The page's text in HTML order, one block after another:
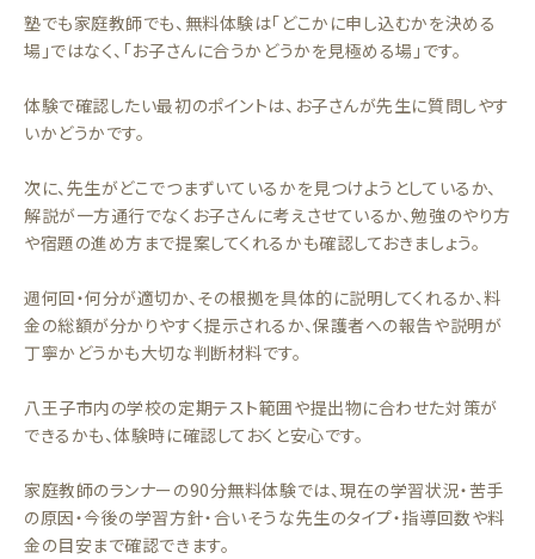
塾でも家庭教師でも、無料体験は「どこかに申し込むかを決める
場」ではなく、「お子さんに合うかどうかを見極める場」です。
体験で確認したい最初のポイントは、お子さんが先生に質問しやす
いかどうかです。
次に、先生がどこでつまずいているかを見つけようとしているか、
解説が一方通行でなくお子さんに考えさせているか、勉強のやり方
や宿題の進め方まで提案してくれるかも確認しておきましょう。
週何回・何分が適切か、その根拠を具体的に説明してくれるか、料
金の総額が分かりやすく提示されるか、保護者への報告や説明が
丁寧かどうかも大切な判断材料です。
八王子市内の学校の定期テスト範囲や提出物に合わせた対策が
できるかも、体験時に確認しておくと安心です。
家庭教師のランナーの90分無料体験では、現在の学習状況・苦手
の原因・今後の学習方針・合いそうな先生のタイプ・指導回数や料
金の目安まで確認できます。